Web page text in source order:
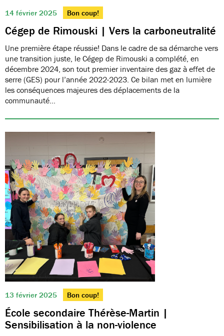
14 février 2025 Bon coup!
Cégep de Rimouski | Vers la carboneutralité
Une première étape réussie! Dans le cadre de sa démarche vers
une transition juste, le Cégep de Rimouski a complété, en
décembre 2024, son tout premier inventaire des gaz à effet de
serre (GES) pour l’année 2022-2023. Ce bilan met en lumière
les conséquences majeures des déplacements de la
communauté…
13 février 2025 Bon coup!
École secondaire Thérèse-Martin |
Sensibilisation à la non-violence